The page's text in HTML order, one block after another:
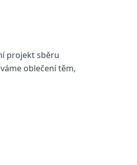
projekt sběru
oblečení těm,